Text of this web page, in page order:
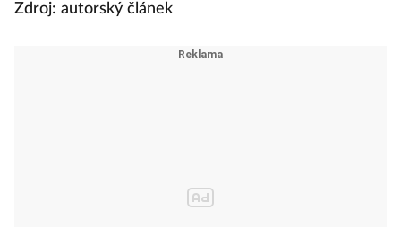
Zdroj: autorský článek